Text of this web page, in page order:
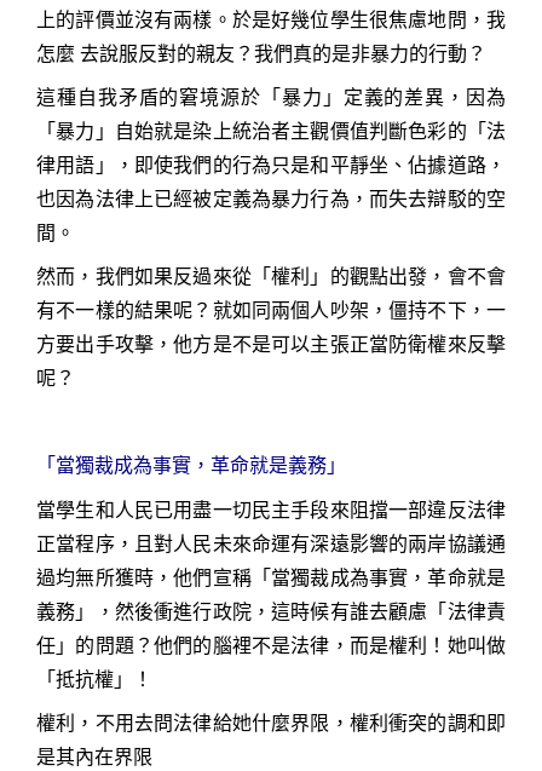
上的評價並沒有兩樣。於是好幾位學生很焦慮地問，我
怎麼 去說服反對的親友？我們真的是非暴力的行動？
這種自我矛盾的窘境源於「暴力」定義的差異，因為
「暴力」自始就是染上統治者主觀價值判斷色彩的「法
律用語」，即使我們的行為只是和平靜坐、佔據道路，
也因為法律上已經被定義為暴力行為，而失去辯駁的空
間。
然而，我們如果反過來從「權利」的觀點出發，會不會
有不一樣的結果呢？就如同兩個人吵架，僵持不下，一
方要出手攻擊，他方是不是可以主張正當防衛權來反擊
呢？
「當獨裁成為事實，革命就是義務」
當學生和人民已用盡一切民主手段來阻擋一部違反法律
正當程序，且對人民未來命運有深遠影響的兩岸協議通
過均無所獲時，他們宣稱「當獨裁成為事實，革命就是
義務」，然後衝進行政院，這時候有誰去顧慮「法律責
任」的問題？他們的腦裡不是法律，而是權利！她叫做
「抵抗權」！
權利，不用去問法律給她什麼界限，權利衝突的調和即
是其內在界限